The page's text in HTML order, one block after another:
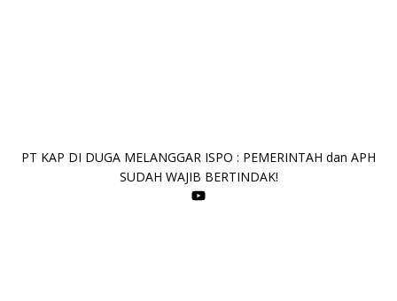
PT KAP DI DUGA MELANGGAR ISPO : PEMERINTAH dan APH
SUDAH WAJIB BERTINDAK!